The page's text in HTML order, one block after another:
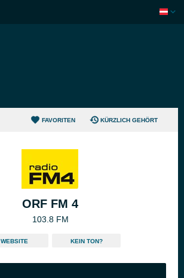
FAVORITEN KÜRZLICH GEHÖRT
ORF FM 4
103.8 FM
WEBSITE KEIN TON?